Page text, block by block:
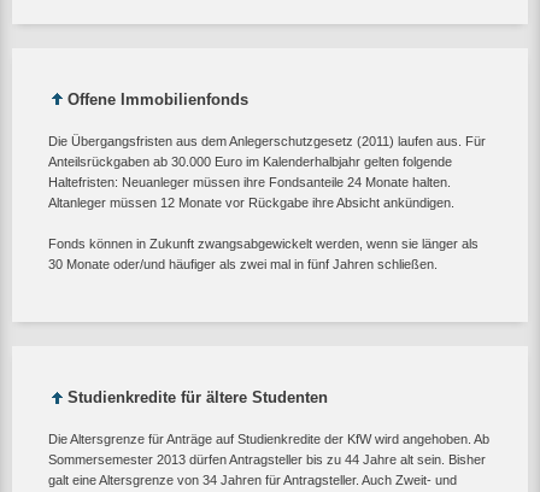
Offene Immobilienfonds
Die Übergangsfristen aus dem Anlegerschutzgesetz (2011) laufen aus. Für
Anteilsrückgaben ab 30.000 Euro im Kalenderhalbjahr gelten folgende
Haltefristen: Neuanleger müssen ihre Fondsanteile 24 Monate halten.
Altanleger müssen 12 Monate vor Rückgabe ihre Absicht ankündigen.
Fonds können in Zukunft zwangsabgewickelt werden, wenn sie länger als
30 Monate oder/und häufiger als zwei mal in fünf Jahren schließen.
Studienkredite für ältere Studenten
Die Altersgrenze für Anträge auf Studienkredite der KfW wird angehoben. Ab
Sommersemester 2013 dürfen Antragsteller bis zu 44 Jahre alt sein. Bisher
galt eine Altersgrenze von 34 Jahren für Antragsteller. Auch Zweit- und